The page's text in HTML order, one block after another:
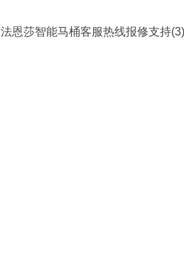
法恩莎智能马桶客服热线报修支持